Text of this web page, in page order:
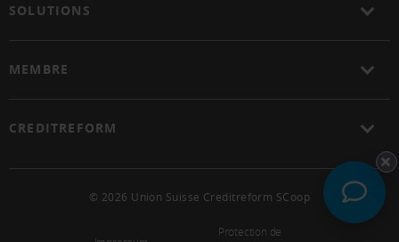
SOLUTIONS
MEMBRE
CREDITREFORM
© 2026 Union Suisse Creditreform SCoop
Protection de